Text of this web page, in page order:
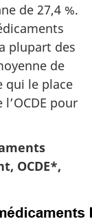
de 27,4 %.
plupart des
de
qui le place
pour
OCDE*,